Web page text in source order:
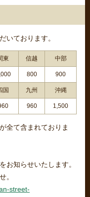
いております。
東 信越 中部
800 900
国 九州 沖縄
960 1,500
全て含まれておりま
お知らせいたします。
。
street-